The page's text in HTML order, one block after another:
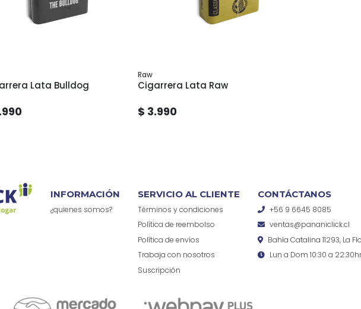
Lata Bulldog
Raw
Cigarrera Lata Raw
$ 3.990
INFORMACIÓN
¿quienes somos?
SERVICIO AL CLIENTE
Términos y condiciones
Política de reembolso
Política de envíos
Trabaja con nosotros
Suscripción
CONTÁCTANOS
+56 9 6645 8085
ventas@pananiclick.cl
Bahía Catalina 11293, La
Lun a Dom 10:30 a